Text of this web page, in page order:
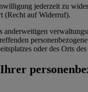
jederzeit zu
(Recht auf Widerruf).
anderweitigen
oder des Orts